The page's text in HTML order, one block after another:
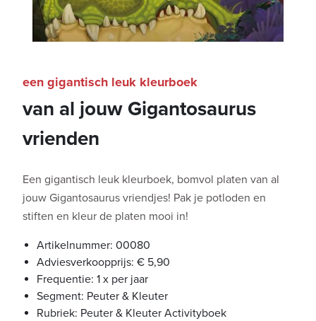
van al jouw Gigantosaurus
vrienden
een gigantisch leuk kleurboek
Een gigantisch leuk kleurboek, bomvol platen van al
jouw Gigantosaurus vriendjes! Pak je potloden en
stiften en kleur de platen mooi in!
Artikelnummer: 00080
Adviesverkoopprijs: € 5,90
Frequentie: 1 x per jaar
Segment: Peuter & Kleuter
Rubriek: Peuter & Kleuter Activityboek